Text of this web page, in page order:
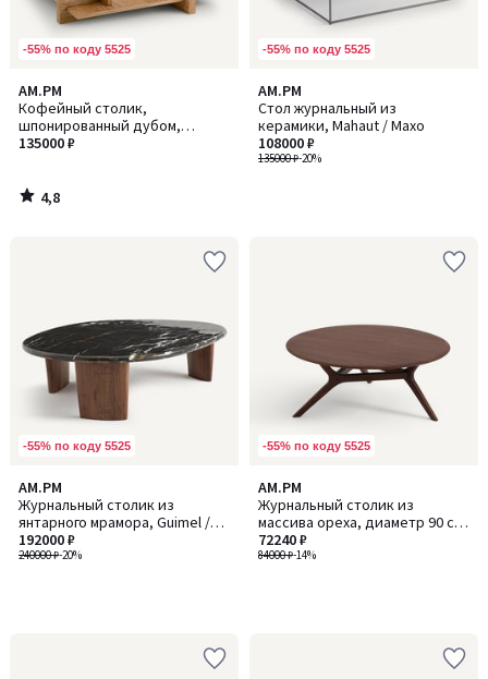
-55% по коду 5525
AM.PM
Кофейный столик,
шпонированный дубом,
столешница из закаленного
135000 ₽
4,8
/ 5
4,8
/
-55% по коду 5525
AM.PM
Стол журнальный из
керамики, Mahaut / Махо
135000 ₽-20%
108000 ₽
-55% по коду 5525
AM.PM
Журнальный столик из
янтарного мрамора, Guimel /
Гимел
240000 ₽-20%
192000 ₽
-55% по коду 5525
AM.PM
Журнальный столик из
массива ореха, диаметр 90 см,
MARICIELO / МАРИСИЕЛО
84000 ₽-14%
72240 ₽